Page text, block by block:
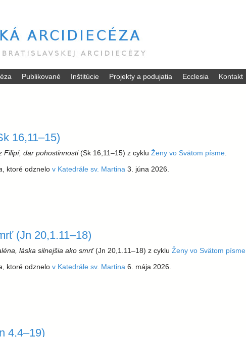
hlavný
obsah
Publikované Inštitúcie Projekty a podujatia Ecclesia Kontakt
16,11–15)
Filipí, dar pohostinnosti(Sk 16,11–15) z cyklu Ženy vo Svätom písme
, ktoré odznelo v Katedrále sv. Martina 3. júna 2026.
(Jn 20,1.11–18)
láska silnejšia ako smrť(Jn 20,1.11–18) z cyklu Ženy vo Svätom písme
, ktoré odznelo v Katedrále sv. Martina 6. mája 2026.
4,4–19)